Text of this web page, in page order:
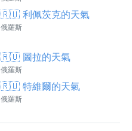
🇷🇺 利佩茨克的天氣
俄羅斯
🇷🇺 圖拉的天氣
俄羅斯
🇷🇺 特維爾的天氣
俄羅斯